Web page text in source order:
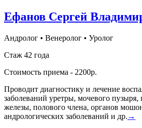
Ефанов Сергей
Андролог • Венеролог • Уролог
Стаж 42 года
Стоимость приема - 2200р.
Проводит диагностику и лечение
заболеваний уретры, мочевого пузыря,
железы, полового члена, органов
андрологических заболеваний и др. →